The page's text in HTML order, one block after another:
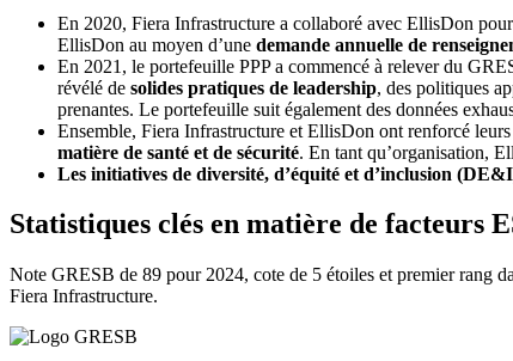
En 2020, Fiera Infrastructure a collaboré avec EllisDon
EllisDon au moyen d’une demande annuelle de
En 2021, le portefeuille PPP a commencé à relever du
révélé de solides pratiques de leadership, des politiques
prenantes. Le portefeuille suit également des données
Ensemble, Fiera Infrastructure et EllisDon ont renforcé
matière de santé et de sécurité. En tant qu’organisation,
Les initiatives de diversité, d’équité et d’inclusion
Statistiques clés en matière de facteurs
Note GRESB de 89 pour 2024, cote de 5 étoiles et premier rang
Fiera Infrastructure.